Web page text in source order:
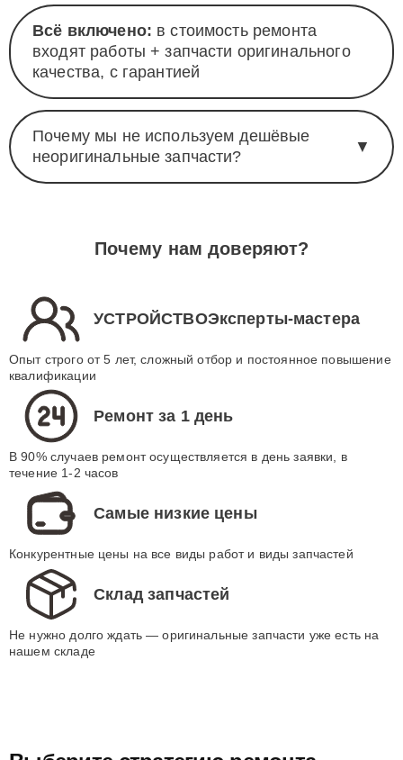
Всё включено: в стоимость ремонта
входят работы + запчасти оригинального
качества, с гарантией
Почему мы не используем дешёвые
неоригинальные запчасти?
▼
Почему нам доверяют?
УСТРОЙСТВОЭксперты-мастера
Опыт строго от 5 лет, сложный отбор и постоянное повышение
квалификации
Ремонт за 1 день
В 90% случаев ремонт осуществляется в день заявки, в
течение 1-2 часов
Самые низкие цены
Конкурентные цены на все виды работ и виды запчастей
Склад запчастей
Не нужно долго ждать — оригинальные запчасти уже есть на
нашем складе